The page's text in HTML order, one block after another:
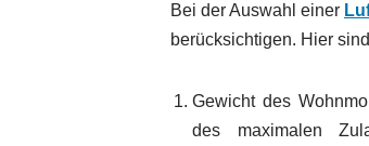
Bei der Auswahl einer
berücksichtigen. Hier
Gewicht des
des maximalen